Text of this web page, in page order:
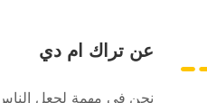
عن تراك ام دي
نحن في مهمة لجعل